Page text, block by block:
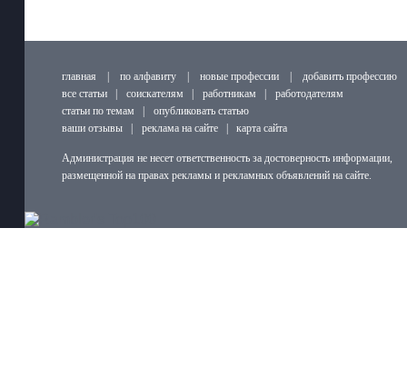
главная по алфавиту новые профессии
добавить профессию
все статьи
соискателям работникам
работодателям
статьи по темам
опубликовать статью
ваши отзывы
реклама на сайте карта сайта
Администрация не несет ответственность за достоверность информации,
размещенной на правах рекламы и рекламных объявлений на сайте.